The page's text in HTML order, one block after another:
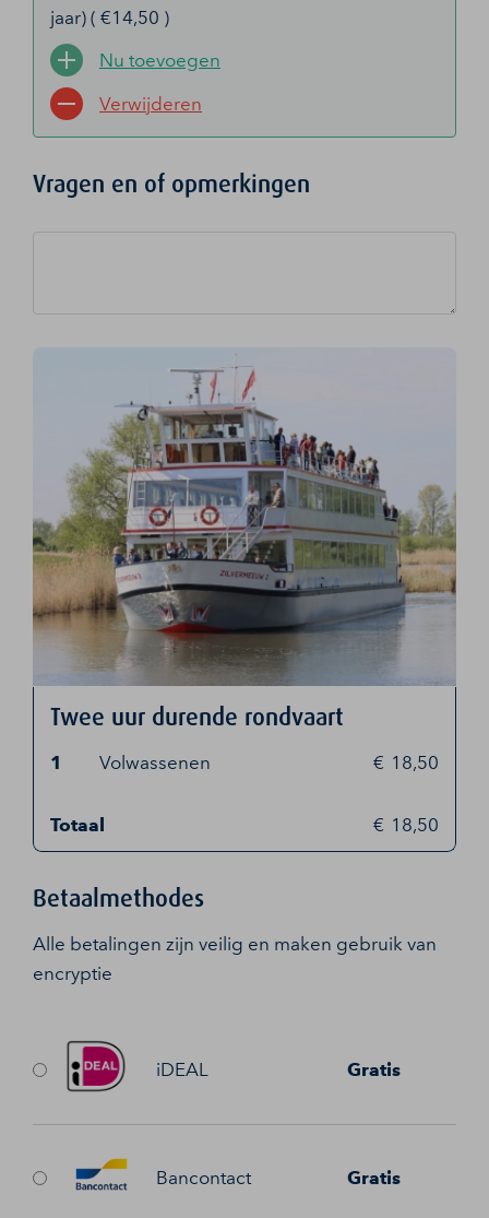
jaar) ( €14,50 )
Nu toevoegen
Verwijderen
Vragen en of opmerkingen
Twee uur durende rondvaart
1 Volwassenen 18,50
Totaal 18,50
Betaalmethodes
Alle betalingen zijn veilig en maken gebruik van
encryptie
iDEAL Gratis
Bancontact Gratis